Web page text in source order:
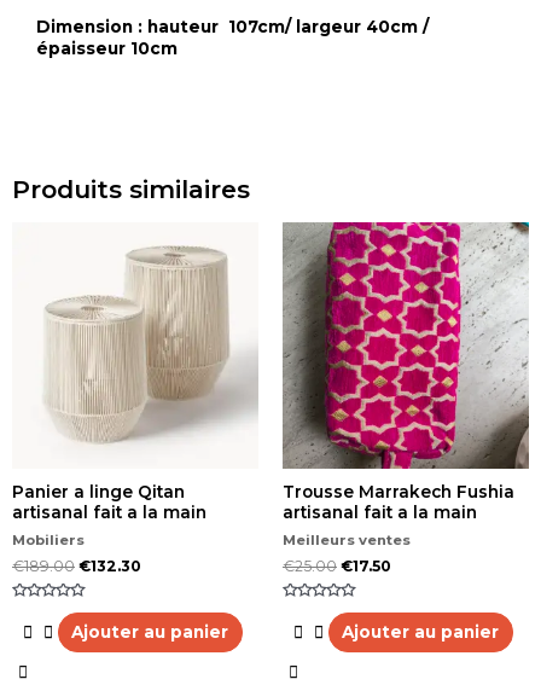
Dimension : hauteur 107cm/ largeur 40cm /
épaisseur 10cm
Produits similaires
Panier a linge Qitan
artisanal fait a la main
Mobiliers
€189.00 €132.30
sur
Ajouter au panier
Trousse Marrakech Fushia
artisanal fait a la main
Meilleurs ventes
€25.00 €17.50
sur
Ajouter au panier